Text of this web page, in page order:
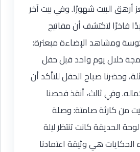
أرهق البيت شهورًا. وفي بيت آخر
فاخرًا لتكتشف أن مفاتيح
ومشاهد الإضاءة مبعثرة:
خلال يوم واحد قبل حفل
وحضرنا صباح الحفل للتأكد أن
وفي ثالث، أنقذ فحصنا
من كارثة صامتة: وصلة
الحديقة كانت تنتظر ليلة
هي وثيقة اعتمادنا